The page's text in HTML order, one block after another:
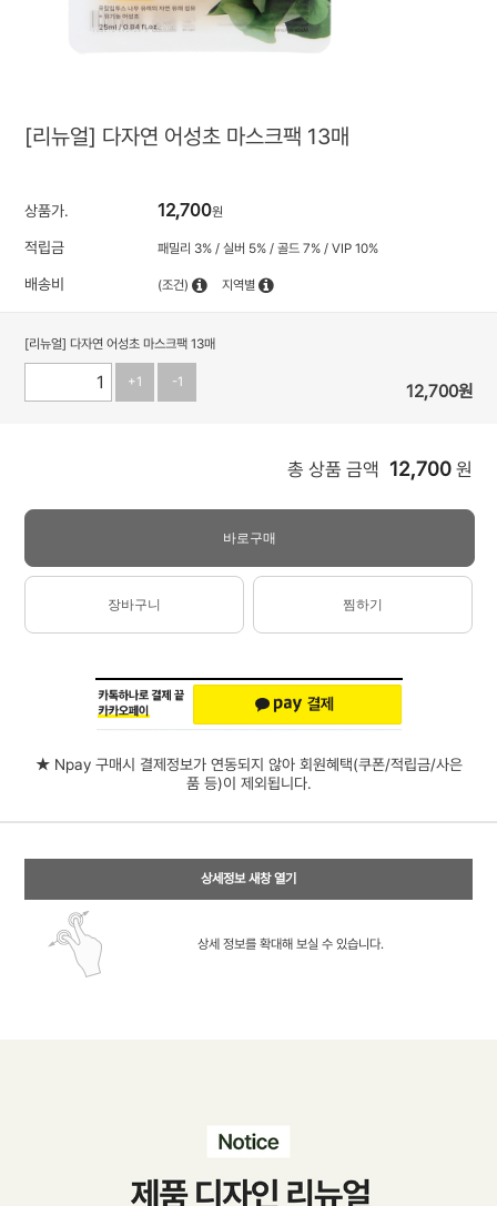
[리뉴얼] 다자연 어성초 마스크팩 13매
상품가. 12,700원
적립금 패밀리 3% / 실버 5% / 골드 7% / VIP 10%
배송비 (조건) 지역별
[리뉴얼] 다자연 어성초 마스크팩 13매
+1 -1 12,700원
총 상품 금액 12,700 원
바로구매
장바구니 찜하기
★ Npay 구매시 결제정보가 연동되지 않아 회원혜택(쿠폰/적립금/사은
품 등)이 제외됩니다.
상세정보 새창 열기
상세 정보를 확대해 보실 수 있습니다.